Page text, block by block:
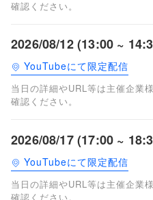
確認ください。
2026/08/12 (13:00 ~
YouTubeにて限定配信
当日の詳細やURL等は主催企業
確認ください。
2026/08/17 (17:00 ~
YouTubeにて限定配信
当日の詳細やURL等は主催企業
確認ください。